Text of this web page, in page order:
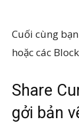
Cuối cùng
hoặc các
Share
gởi bản